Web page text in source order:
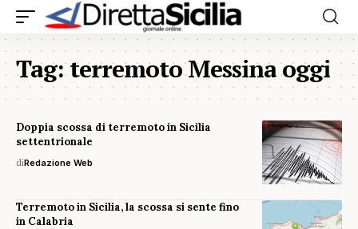
Tag:terremoto Messina oggi
Doppia scossa di terremoto in Sicilia
settentrionale
diRedazione Web
Terremoto in Sicilia, la scossa si sente fino
in Calabria